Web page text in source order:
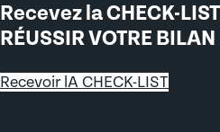
Recevez la CHECK-
RÉUSSIR VOTRE
Recevoir lA CHECK-LIST